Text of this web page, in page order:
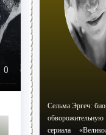
0
Сельма Эргеч:
сериала